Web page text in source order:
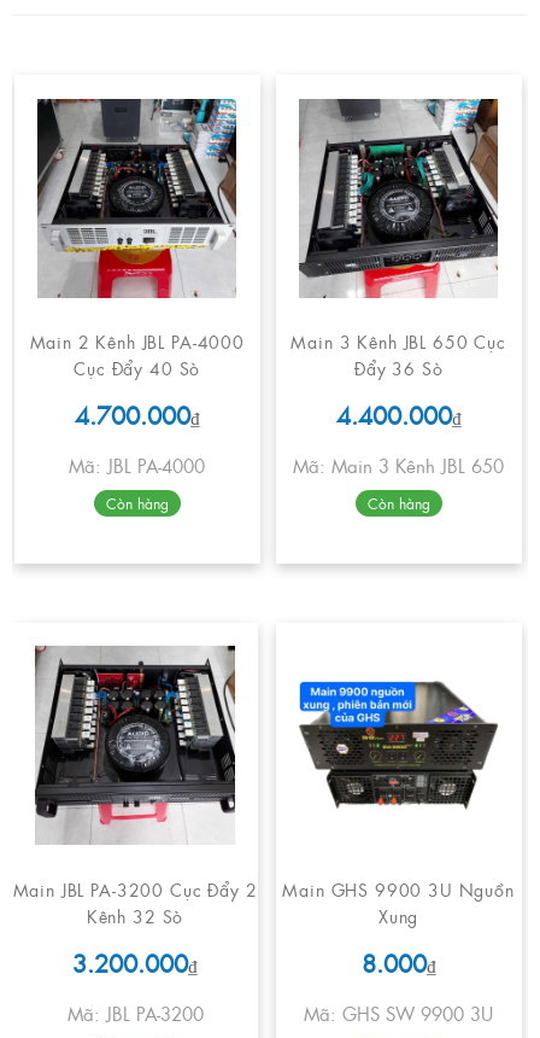
Main 2 Kênh JBL PA-4000
Cục Đẩy 40 Sò
4.700.000₫
Mã: JBL PA-4000
Còn hàng
Main 3 Kênh JBL 650 Cục
Đẩy 36 Sò
4.400.000₫
Mã: Main 3 Kênh JBL 650
Còn hàng
Main JBL PA-3200 Cục Đẩy 2
Kênh 32 Sò
3.200.000₫
Mã: JBL PA-3200
Main GHS 9900 3U Nguồn
Xung
8.000₫
Mã: GHS SW 9900 3U